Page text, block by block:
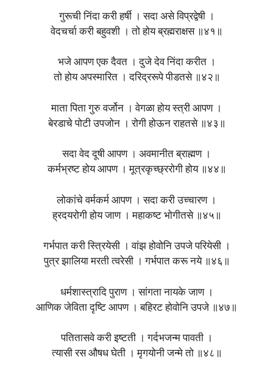
गुरूची निंदा करी हर्षी । सदा असे विप्रद्वेषी ।
वेदचर्चा करी बहुवशी । तो होय ब्रह्मराक्षस ॥४१॥
भजे आपण एक दैवत । दुजे देव निंदा करीत ।
तो होय अपस्मारित । दरिद्ररूपे पीडतसे ॥४२॥
माता पिता गुरु वर्जोन । वेगळा होय स्त्री आपण ।
बेरडाचे पोटी उपजोन । रोगी होऊन राहतसे ॥४३॥
सदा वेद दूषी आपण । अवमानीत ब्राह्मण ।
कर्मभ्रष्ट होय आपण । मूत्रकृच्छ्ररोगी होय ॥४४॥
लोकांचे वर्मकर्म आपण । सदा करी उच्चारण ।
ह्रदयरोगी होय जाण । महाकष्ट भोगीतसे ॥४५॥
गर्भपात करी स्त्रियेसी । वांझ होवोनि उपजे परियेसी ।
पुत्र झालिया मरती त्वरेसी । गर्भपात करू नये ॥४६॥
धर्मशास्त्रादि पुराण । सांगता नायके जाण ।
आणिक जेविता दृष्टि आपण । बहिरट होवोनि उपजे ॥४७॥
पतितासवे करी इष्टती । गर्दभजन्म पावती ।
त्यासी रस औषध घेती । मृगयोनी जन्मे तो ॥४८॥